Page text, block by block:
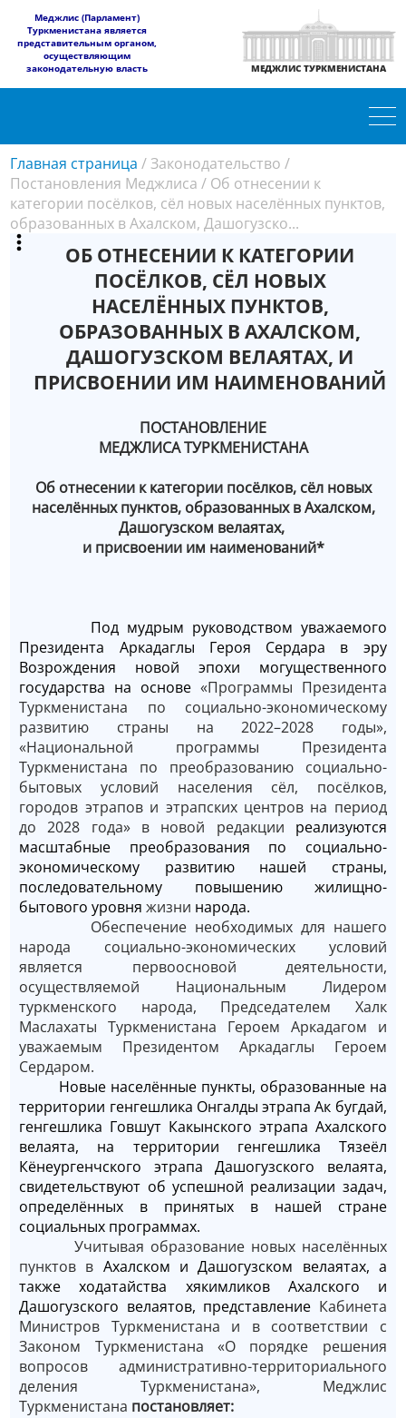
​Меджлис (Парламент)
Туркменистана является
представительным органом,
осуществляющим
законодательную власть
МЕДЖЛИС ТУРКМЕНИСТАНА
Главная страница / Законодательство /
Постановления Меджлиса / Об отнесении к
категории посёлков, сёл новых населённых пунктов,
образованных в Ахалском, Дашогузско...
ОБ ОТНЕСЕНИИ К КАТЕГОРИИ
ПОСЁЛКОВ, СЁЛ НОВЫХ
НАСЕЛЁННЫХ ПУНКТОВ,
ОБРАЗОВАННЫХ В АХАЛСКОМ,
ДАШОГУЗСКОМ ВЕЛАЯТАХ, И
ПРИСВОЕНИИ ИМ НАИМЕНОВАНИЙ
ПОСТАНОВЛЕНИЕ
МЕДЖЛИСА ТУРКМЕНИСТАНА
Об отнесении к категории посёлков, сёл новых
населённых пунктов, образованных в Ахалском,
Дашогузском велаятах,
и присвоении им наименований*
Под мудрым руководством уважаемого
Президента Аркадаглы Героя Сердара в эру
Возрождения новой эпохи могущественного
государства на основе «Программы Президента
Туркменистана по социально-экономическому
развитию страны на 2022–2028 годы»,
«Национальной программы Президента
Туркменистана по преобразованию социально-
бытовых условий населения сёл, посёлков,
городов этрапов и этрапских центров на период
до 2028 года» в новой редакции реализуются
масштабные преобразования по социально-
экономическому развитию нашей страны,
последовательному повышению жилищно-
бытового уровняжизни народа.
Обеспечение необходимых для нашего
народа социально-экономических условий
является первоосновой деятельности,
осуществляемой Национальным Лидером
туркменского народа, Председателем Халк
Маслахаты Туркменистана Героем Аркадагом и
уважаемым Президентом Аркадаглы Героем
Сердаром.
Новые населённые пункты, образованные на
территории генгешлика Онгалды этрапа Ак бугдай,
генгешлика Говшут Какынского этрапа Ахалского
велаята, на территории генгешлика Тязеёл
Кёнеургенчского этрапа Дашогузского велаята,
свидетельствуют об успешной реализации задач,
определённых в принятых в нашей стране
социальных программах.
Учитывая образование новых населённых
пунктов в Ахалском и Дашогузском велаятах, а
также ходатайства хякимликов Ахалского и
Дашогузского велаятов, представление Кабинета
Министров Туркменистана и в соответствии с
Законом Туркменистана «О порядке решения
вопросов административно-территориального
деления Туркменистана», Меджлис
Туркменистана постановляет: